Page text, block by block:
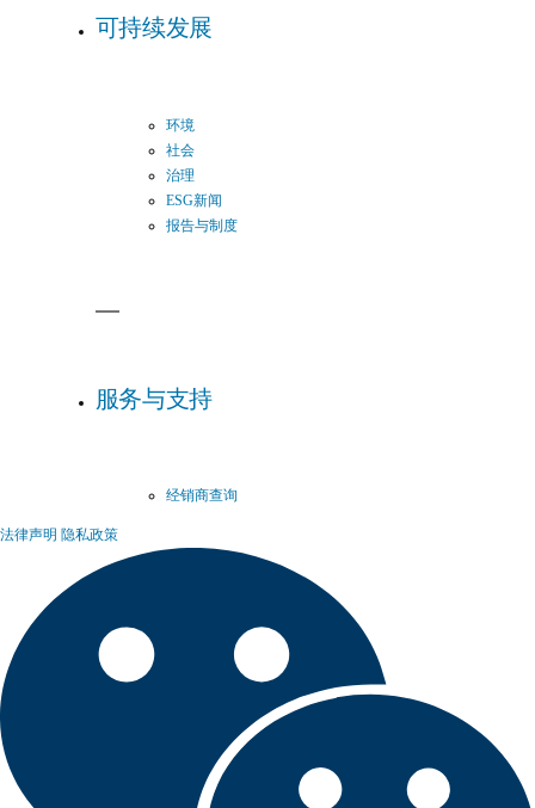
可持续发展
环境
社会
治理
ESG新闻
报告与制度
服务与支持
经销商查询
法律声明 隐私政策